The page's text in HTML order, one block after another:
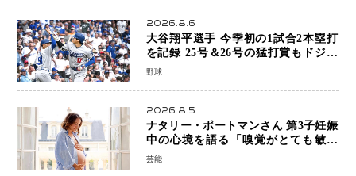
2026.8.6
大谷翔平選手 今季初の1試合2本塁打
を記録 25号＆26号の猛打賞もドジャ
ースは今季ワーストの6連敗
野球
2026.8.5
ナタリー・ポートマンさん 第3子妊娠
中の心境を語る「嗅覚がとても敏感
に」マタニティフォトも公開
芸能